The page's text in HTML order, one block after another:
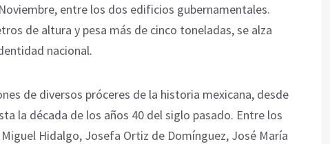
entre los dos edificios gubernamentales.
de altura y pesa más de cinco toneladas, se alza
nacional.
de diversos próceres de la historia mexicana, desde
la década de los años 40 del siglo pasado. Entre los
Hidalgo, Josefa Ortiz de Domínguez, José María